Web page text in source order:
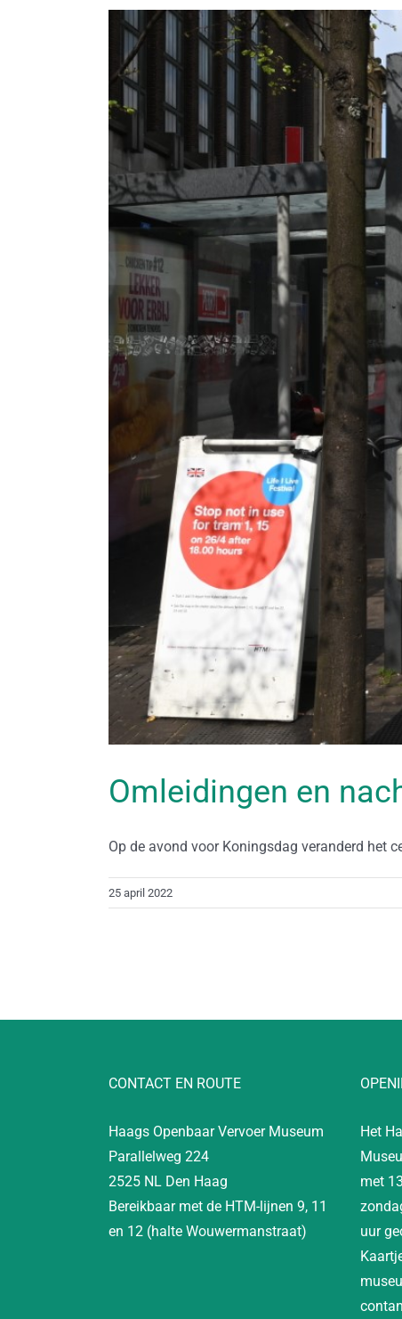
Omleidingen en
Op de avond voor Koningsdag veranderd het
25 april 2022
CONTACT EN ROUTE
Haags Openbaar Vervoer Museum
Parallelweg 224
2525 NL Den Haag
Bereikbaar met de HTM-lijnen 9, 11
en 12 (halte Wouwermanstraat)
Het
met
uur